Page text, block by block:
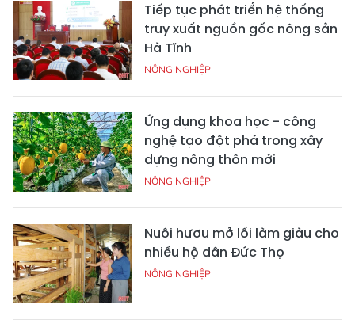
Tiếp tục phát triển hệ thống
truy xuất nguồn gốc nông sản
Hà Tĩnh
NÔNG NGHIỆP
Ứng dụng khoa học - công
nghệ tạo đột phá trong xây
dựng nông thôn mới
NÔNG NGHIỆP
Nuôi hươu mở lối làm giàu cho
nhiều hộ dân Đức Thọ
NÔNG NGHIỆP